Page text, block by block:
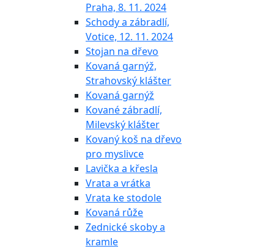
Praha, 8. 11. 2024
Schody a zábradlí,
Votice, 12. 11. 2024
Stojan na dřevo
Kovaná garnýž,
Strahovský klášter
Kovaná garnýž
Kované zábradlí,
Milevský klášter
Kovaný koš na dřevo
pro myslivce
Lavička a křesla
Vrata a vrátka
Vrata ke stodole
Kovaná růže
Zednické skoby a
kramle